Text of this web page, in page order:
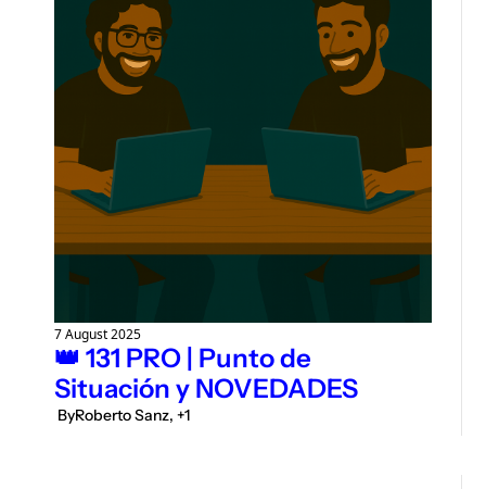
7 August 2025
👑 131 PRO | Punto de
Situación y NOVEDADES
ByRoberto Sanz, +1